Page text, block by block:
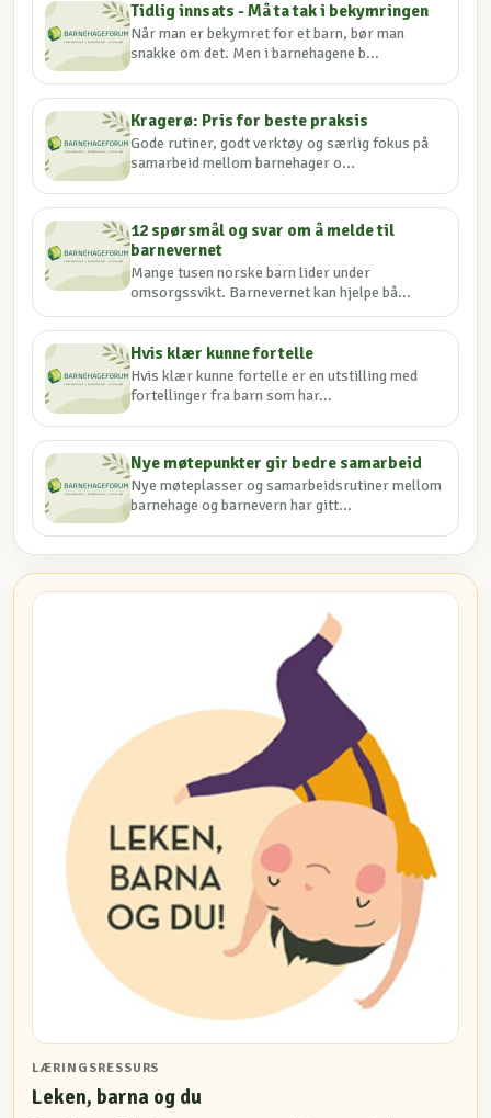
Tidlig innsats - Må ta tak i bekymringen
Når man er bekymret for et barn, bør man
snakke om det. Men i barnehagene b...
Kragerø: Pris for beste praksis
Gode rutiner, godt verktøy og særlig fokus på
samarbeid mellom barnehager o...
12 spørsmål og svar om å melde til
barnevernet
Mange tusen norske barn lider under
omsorgssvikt. Barnevernet kan hjelpe bå...
Hvis klær kunne fortelle
Hvis klær kunne fortelle er en utstilling med
fortellinger fra barn som har...
Nye møtepunkter gir bedre samarbeid
Nye møteplasser og samarbeidsrutiner mellom
barnehage og barnevern har gitt...
LÆRINGSRESSURS
Leken, barna og du